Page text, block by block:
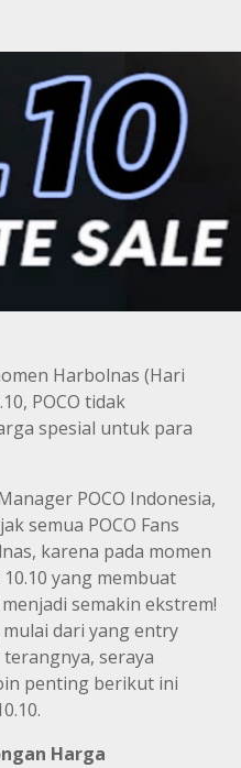
Harbolnas (Hari
POCO tidak
spesial untuk para
POCO Indonesia,
semua POCO Fans
karena pada momen
yang membuat
semakin ekstrem!
dari yang entry
seraya
penting berikut ini
Harga